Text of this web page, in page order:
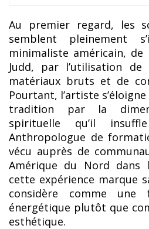
Au premier regard, les
semblent pleinement
minimaliste américain, de
Judd, par l’utilisation
matériaux bruts et de
Pourtant, l’artiste
tradition par la
spirituelle qu’il
Anthropologue de
vécu auprès de
Amérique du Nord dans
cette expérience marque
considère comme
énergétique plutôt que
esthétique.